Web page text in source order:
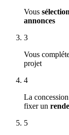
Vous
annonces
3
Vous
projet
4
La
fixer un
5